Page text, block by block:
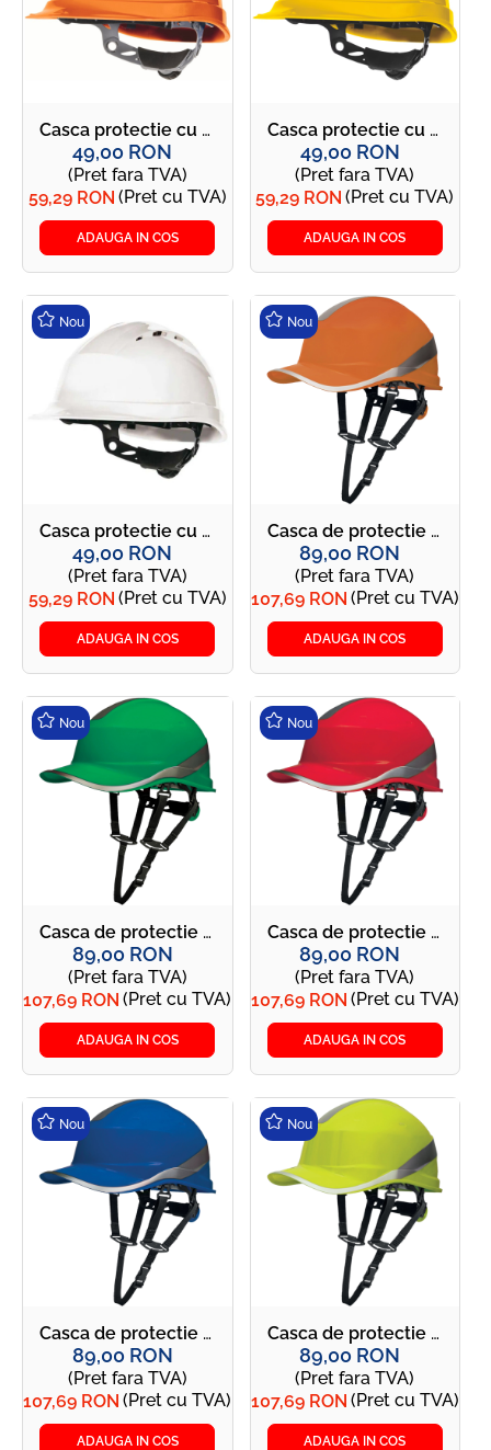
Casca protectie cu sistem rotor pentru reglare rapida - QUARTZ UP IV portocalie
49,00 RON
(Pret fara TVA)
59,29 RON (Pret cu TVA)
ADAUGA IN COS
Casca protectie cu sistem rotor pentru reglare rapida - QUARTZ UP IV galbena
49,00 RON
(Pret fara TVA)
59,29 RON (Pret cu TVA)
ADAUGA IN COS
Casca protectie cu sistem rotor pentru reglare rapida - QUARTZ UP IV alba
Nou
49,00 RON
(Pret fara TVA)
59,29 RON (Pret cu TVA)
ADAUGA IN COS
Casca de protectie reflectorizanta, curelusa inclusa - DIAMOND V UP portocalie
Nou
89,00 RON
(Pret fara TVA)
107,69 RON (Pret cu TVA)
ADAUGA IN COS
Casca de protectie reflectorizanta, curelusa inclusa - DIAMOND V UP verde
Nou
89,00 RON
(Pret fara TVA)
107,69 RON (Pret cu TVA)
ADAUGA IN COS
Casca de protectie reflectorizanta, curelusa inclusa - DIAMOND V UP rosie
Nou
89,00 RON
(Pret fara TVA)
107,69 RON (Pret cu TVA)
ADAUGA IN COS
Casca de protectie reflectorizanta, curelusa inclusa - DIAMOND V UP albastru
Nou
89,00 RON
(Pret fara TVA)
107,69 RON (Pret cu TVA)
ADAUGA IN COS
Casca de protectie reflectorizanta, curelusa inclusa - DIAMOND V UP neon
Nou
89,00 RON
(Pret fara TVA)
107,69 RON (Pret cu TVA)
ADAUGA IN COS